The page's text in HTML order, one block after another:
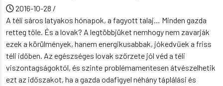
2016-10-28 /
A téli sáros latyakos hónapok, a fagyott talaj… Minden gazda
retteg tőle. És a lovak? A legtöbbjüket nemhogy nem zavarják
ezek a körülmények, hanem energikusabbak, jókedvűek a friss
téli időben. Az egészséges lovak szőrzete jól véd a téli
viszontagságoktól, és szinte problémamentesen átvészelhetik
ezt az időszakot, ha a gazda odafigyel néhány táplálási és